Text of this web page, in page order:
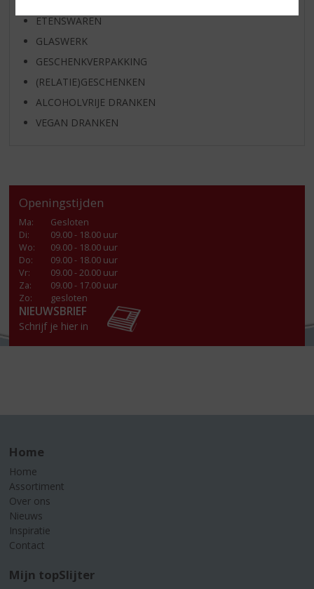
ETENSWAREN
GLASWERK
GESCHENKVERPAKKING
(RELATIE)GESCHENKEN
ALCOHOLVRIJE DRANKEN
VEGAN DRANKEN
Openingstijden
Ma:
Gesloten
Di:
09.00 - 18.00 uur
Wo:
09.00 - 18.00 uur
Do:
09.00 - 18.00 uur
Vr:
09.00 - 20.00 uur
Za:
09.00 - 17.00 uur
Zo:
gesloten
NIEUWSBRIEF
Schrijf je hier in
Home
Home
Assortiment
Over ons
Nieuws
Inspiratie
Contact
Mijn topSlijter